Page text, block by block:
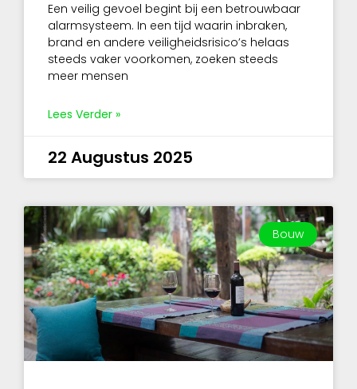
Een veilig gevoel begint bij een betrouwbaar
alarmsysteem. In een tijd waarin inbraken,
brand en andere veiligheidsrisico’s helaas
steeds vaker voorkomen, zoeken steeds
meer mensen
Lees Verder »
22 Augustus 2025
Bouw